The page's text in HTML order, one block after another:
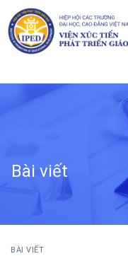
Chuyển
đến
nội
Bài viết
BÀI VIẾT